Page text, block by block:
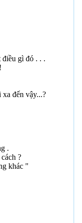
điều gì đó . . .
đến vậy...?
.
?
khác "